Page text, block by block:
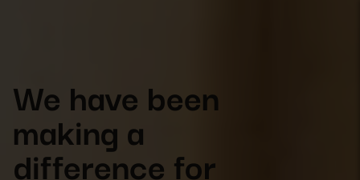
We have been
making a
difference for